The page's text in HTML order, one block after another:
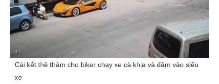
Cái kết thê thảm cho biker chạy xe cà khịa và đâm vào siêu
xe